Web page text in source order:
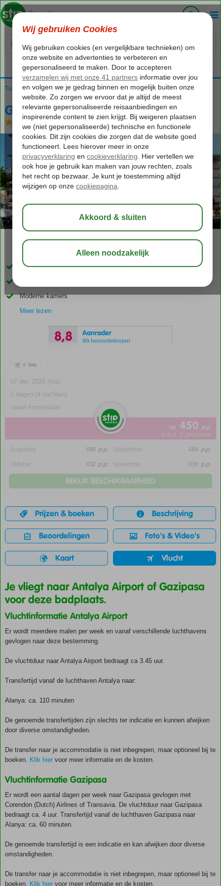
Voelt als thuiskomen...
Turkije Turkse Riviera Alanya Alanya-Centrum Grand Okan
Grand Okan
Halfpension- Hotel
Ca. 50 meter van het Kleopatra strand
Moderne kamers
Meer lezen
8,8 Aanrader
99 beoordelingen
+
07 dec 2026 (ma)
5 dagen (4 nachten)
vanaf Amsterdam
va 450 p.p.
o.b.v. 2 personen
Augustus 489 p.p. September 484 p.p.
Oktober 432 p.p. November 319 p.p.
BEKIJK BESCHIKBAARHEID
Prijzen & boeken Beschrijving
Beoordelingen Foto's & Video's
Kaart Vlucht
Je vliegt naar Antalya Airport of Gazipasa
voor deze badplaats.
Vluchtinformatie Antalya Airport
Er wordt meerdere malen per week en vanaf verschillende luchthavens
gevlogen naar deze bestemming.
De vluchtduur naar Antalya Airport bedraagt ca 3.45 uur.
Transfertijd vanaf de luchthaven Antalya naar:
Alanya: ca. 110 minuten
De genoemde transfertijden zijn slechts ter indicatie en kunnen afwijken
door diverse omstandigheden.
De transfer naar je accommodatie is niet inbegrepen, maar optioneel bij te
boeken. Klik hier voor meer informatie en de kosten.
Vluchtinformatie Gazipasa
Er wordt een aantal dagen per week naar Gazipasa gevlogen met
Corendon (Dutch) Airlines of Transavia. De vluchtduur naar Gazipasa
bedraagt ca. 4 uur. Transfertijd vanaf de luchthaven Gazipasa naar
Alanya: ca. 60 minuten.
De genoemde transfertijd is een indicatie en kan afwijken door diverse
omstandigheden.
De transfer naar je accommodatie is niet inbegrepen, maar optioneel bij te
boeken. Klik hier voor meer informatie en de kosten.